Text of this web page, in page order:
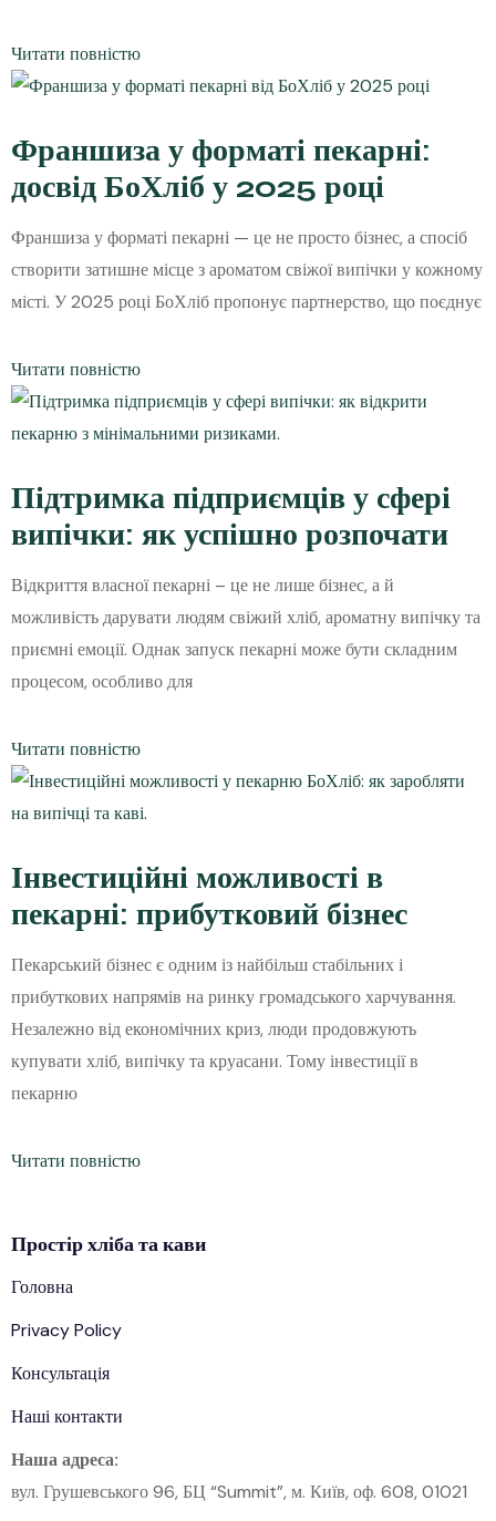
Читати повністю
Франшиза у форматі пекарні:
досвід БоХліб у 2025 році
Франшиза у форматі пекарні — це не просто бізнес, а спосіб
створити затишне місце з ароматом свіжої випічки у кожному
місті. У 2025 році БоХліб пропонує партнерство, що поєднує
Читати повністю
Підтримка підприємців у сфері
випічки: як успішно розпочати
Відкриття власної пекарні – це не лише бізнес, а й
можливість дарувати людям свіжий хліб, ароматну випічку та
приємні емоції. Однак запуск пекарні може бути складним
процесом, особливо для
Читати повністю
Інвестиційні можливості в
пекарні: прибутковий бізнес
Пекарський бізнес є одним із найбільш стабільних і
прибуткових напрямів на ринку громадського харчування.
Незалежно від економічних криз, люди продовжують
купувати хліб, випічку та круасани. Тому інвестиції в
пекарню
Читати повністю
Простірхлібата кави
Головна
Privacy Policy
Консультація
Наші контакти
Наша адреса:
вул. Грушевського 96, БЦ “Summit”, м. Київ, оф. 608, 01021